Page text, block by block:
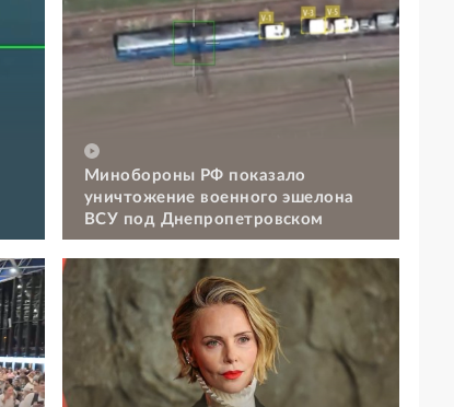
Минобороны РФ показало
уничтожение военного эшелона
ВСУ под Днепропетровском